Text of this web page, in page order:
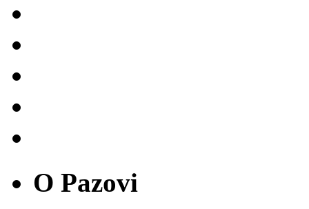
O Pazovi